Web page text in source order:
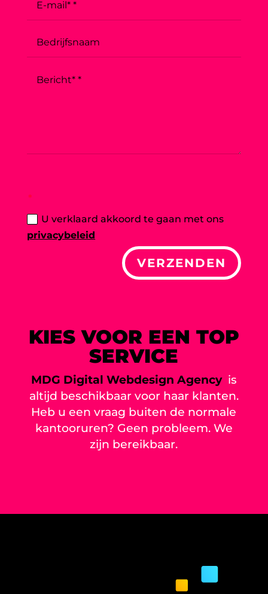
U verklaard akkoord te gaan met ons
privacybeleid
VERZENDEN
KIES VOOR EEN TOP
SERVICE
MDG Digital Webdesign Agency is
altijd beschikbaar voor haar klanten.
Heb u een vraag buiten de normale
kantooruren? Geen probleem. We
zijn bereikbaar.